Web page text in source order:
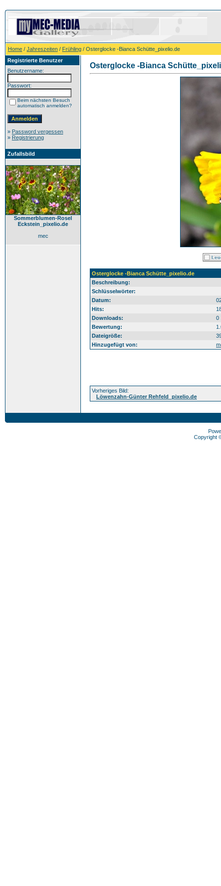
Home / Jahreszeiten / Frühling / Osterglocke -Bianca Schütte_pixelio.de
Registrierte Benutzer
Benutzername:
Passwort:
Beim nächsten Besuch
automatisch anmelden?
» Password vergessen
» Registrierung
Zufallsbild
Sommerblumen-Rosel
Eckstein_pixelio.de
mec
Osterglocke -Bianca
Osterglocke -Bianca Schütte_pixelio.de
Beschreibung:
Schlüsselwörter:
Datum:
Hits:
Downloads:
0
Bewertung:
Dateigröße:
Hinzugefügt von:
Vorheriges Bild:
Löwenzahn-Günter Rehfeld_pixelio.de
Copyright